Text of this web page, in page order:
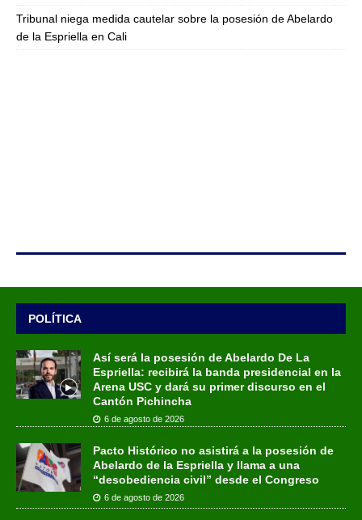
Tribunal niega medida cautelar sobre la posesión de Abelardo
de la Espriella en Cali
POLÍTICA
Así será la posesión de Abelardo De La
Espriella: recibirá la banda presidencial en la
Arena USC y dará su primer discurso en el
Cantón Pichincha
6 de agosto de 2026
Pacto Histórico no asistirá a la posesión de
Abelardo de la Espriella y llama a una
“desobediencia civil” desde el Congreso
6 de agosto de 2026